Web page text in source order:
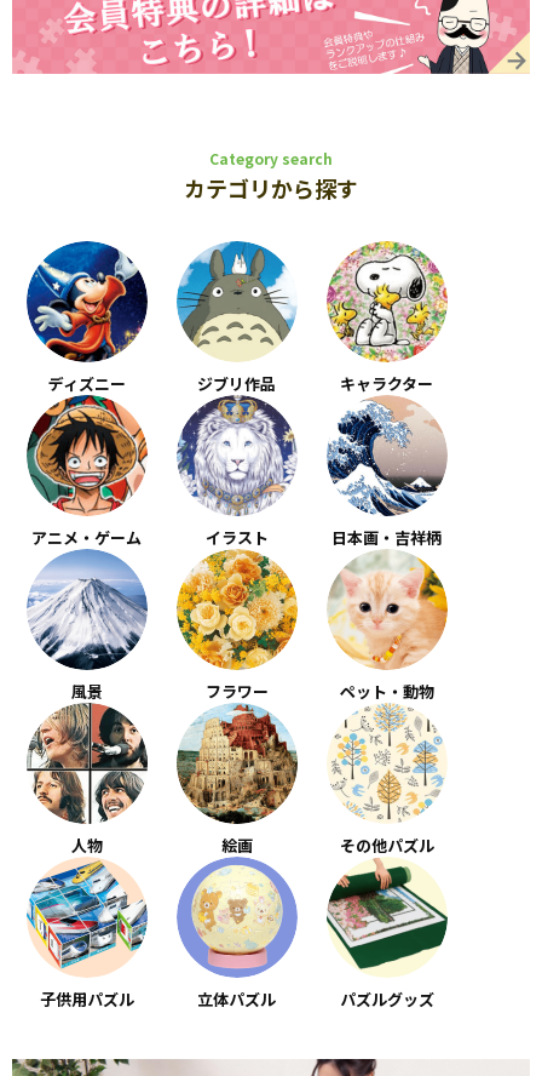
Category search
カテゴリから探す
ディズニー ジブリ作品 キャラクター
アニメ・ゲーム イラスト 日本画・吉祥柄
風景 フラワー ペット・動物
人物 絵画 その他パズル
子供用パズル 立体パズル パズルグッズ